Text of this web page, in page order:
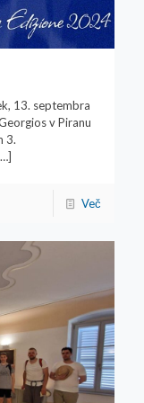
13. septembra
v Piranu
3.
Več